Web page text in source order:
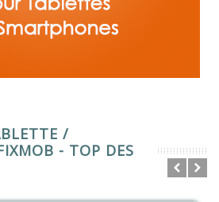
/
- TOP DES